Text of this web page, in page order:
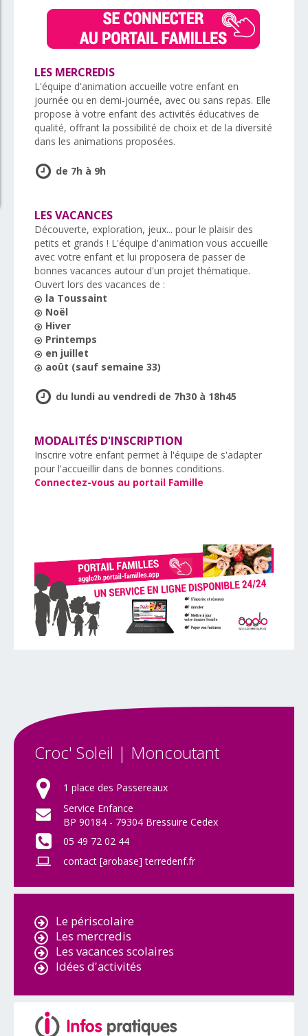
LES MERCREDIS
L'équipe d'animation accueille votre enfant en
journée ou en demi-journée, avec ou sans repas. Elle
propose à votre enfant des activités éducatives de
qualité, offrant la possibilité de choix et de la diversité
dans les animations proposées.
de 7h à 9h
LES VACANCES
Découverte, exploration, jeux... pour le plaisir des
petits et grands ! L'équipe d'animation vous accueille
avec votre enfant et lui proposera de passer de
bonnes vacances autour d'un projet thématique.
Ouvert lors des vacances de :
la Toussaint
Noël
Hiver
Printemps
en juillet
août (sauf semaine 33)
du lundi au vendredi de 7h30 à 18h45
MODALITÉS D'INSCRIPTION
Inscrire votre enfant permet à l'équipe de s'adapter
pour l'accueillir dans de bonnes conditions.
Connectez-vous au portail Famille
Croc' Soleil | Moncoutant
1 place des Passereaux
Service Enfance
BP 90184 - 79304 Bressuire Cedex
05 49 72 02 44
contact [arobase] terredenf.fr
Le périscolaire
Les mercredis
Les vacances scolaires
Idées d'activités